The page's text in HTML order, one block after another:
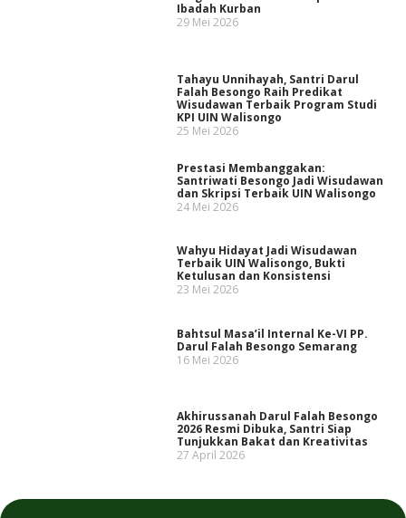
Ibadah Kurban
29 Mei 2026
Tahayu Unnihayah, Santri Darul
Falah Besongo Raih Predikat
Wisudawan Terbaik Program Studi
KPI UIN Walisongo
25 Mei 2026
Prestasi Membanggakan:
Santriwati Besongo Jadi Wisudawan
dan Skripsi Terbaik UIN Walisongo
24 Mei 2026
Wahyu Hidayat Jadi Wisudawan
Terbaik UIN Walisongo, Bukti
Ketulusan dan Konsistensi
23 Mei 2026
Bahtsul Masa’il Internal Ke-VI PP.
Darul Falah Besongo Semarang
16 Mei 2026
Akhirussanah Darul Falah Besongo
2026 Resmi Dibuka, Santri Siap
Tunjukkan Bakat dan Kreativitas
27 April 2026